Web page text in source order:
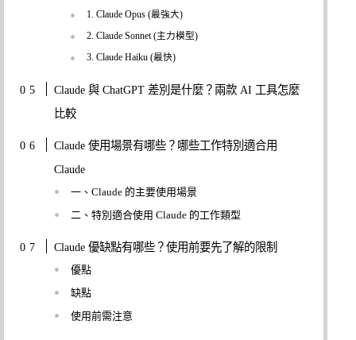
1. Claude Opus (最強大)
2. Claude Sonnet (主力模型)
3. Claude Haiku (最快)
Claude 與 ChatGPT 差別是什麼？兩款 AI 工具怎麼
比較
Claude 使用場景有哪些？哪些工作特別適合用
Claude
一、Claude 的主要使用場景
二、特別適合使用 Claude 的工作類型
Claude 優缺點有哪些？使用前要先了解的限制
優點
缺點
使用前需注意